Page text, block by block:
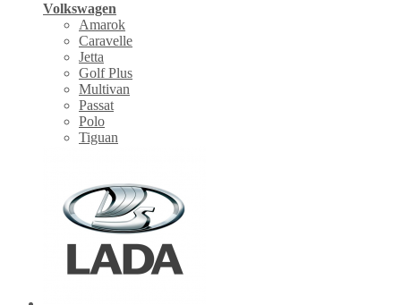
Volkswagen
Amarok
Caravelle
Jetta
Golf Plus
Multivan
Passat
Polo
Tiguan